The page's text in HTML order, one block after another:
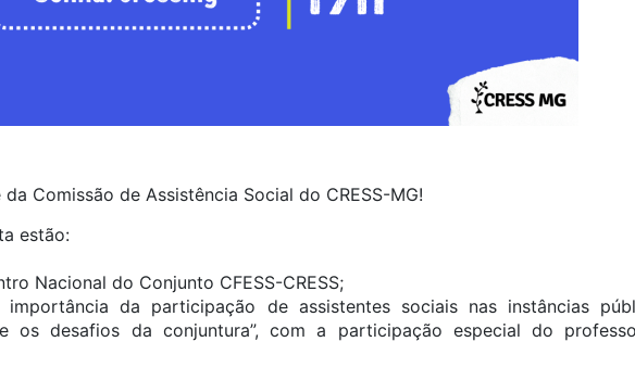
Comissão de Assistência Social do CRESS-MG!
estão:
Nacional do Conjunto CFESS-CRESS;
importância da participação de assistentes sociais nas instâncias
os desafios da conjuntura”, com a participação especial do